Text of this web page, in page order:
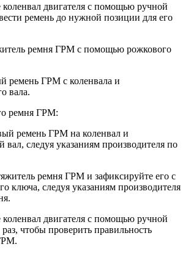
двигателя с помощью ручной
ремень до нужной позиции для его
ремня ГРМ с помощью рожкового
ремень ГРМ с коленвала и
вала.
ремня ГРМ:
ремень ГРМ на коленвал и
вал, следуя указаниям производителя по
ремня ГРМ и зафиксируйте его с
ключа, следуя указаниям производителя
двигателя с помощью ручной
чтобы проверить правильность